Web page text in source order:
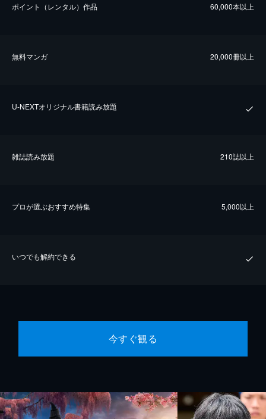
ポイント（レンタル）作品 60,000本以上
無料マンガ 20,000冊以上
U-NEXTオリジナル書籍読み放題
雑誌読み放題 210誌以上
プロが選ぶおすすめ特集 5,000以上
いつでも解約できる
今すぐ観る